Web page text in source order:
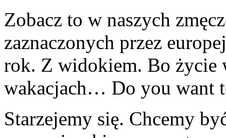
Zobacz to w naszych
zaznaczonych przez
rok. Z widokiem. Bo życie
wakacjach… Do you want
Starzejemy się. Chcemy